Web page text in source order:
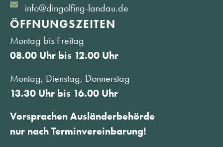
info@dingolfing-landau.de
ÖFFNUNGS­ZEITEN
Montag bis Freitag
08.00 Uhr bis 12.00 Uhr
Montag, Dienstag, Donnerstag
13.30 Uhr bis 16.00 Uhr
Vorsprachen Ausländerbehörde
nur nach Terminvereinbarung!